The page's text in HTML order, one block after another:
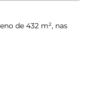
de 432 m², nas